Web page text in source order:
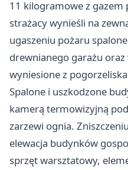
11 kilogramowe z
strażacy wynieśli na
ugaszeniu pożaru
drewnianego garażu oraz
wyniesione z
Spalone i uszkodzone
kamerą termowizyjną
zarzewi ognia.
elewacja budynków
sprzęt warsztatowy,